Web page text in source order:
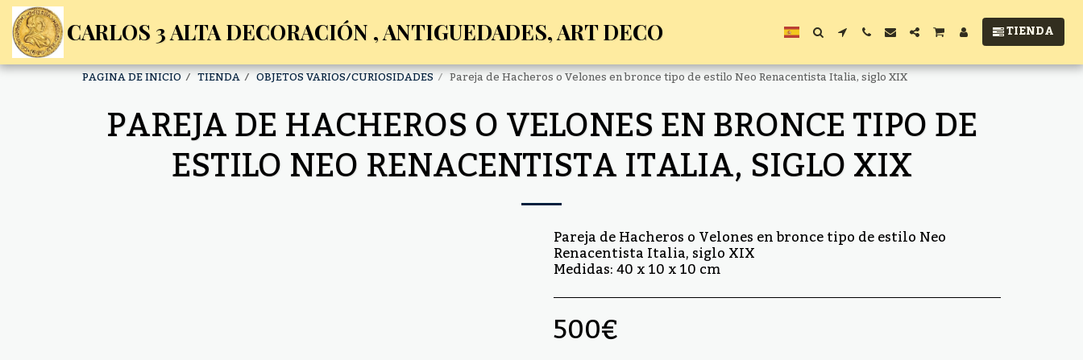
CARLOS 3 ALTA DECORACIÓN , ANTIGUEDADES, ART DECO TIENDA
PAGINA DE INICIO TIENDA OBJETOS VARIOS/CURIOSIDADES Pareja de Hacheros o Velones en bronce tipo de estilo Neo Renacentista Italia, siglo XIX
PAREJA DE HACHEROS O VELONES EN BRONCE TIPO DE
ESTILO NEO RENACENTISTA ITALIA, SIGLO XIX
Pareja de Hacheros o Velones en bronce tipo de estilo Neo
Renacentista Italia, siglo XIX
Medidas: 40 x 10 x 10 cm
500€